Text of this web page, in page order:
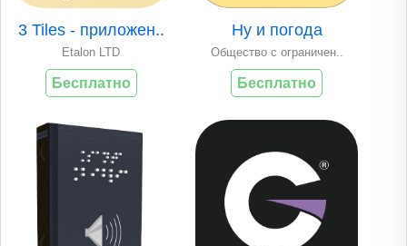
3 Tiles - приложен..
Etalon LTD
Бесплатно
Ну и погода
Общество с ограничен..
Бесплатно